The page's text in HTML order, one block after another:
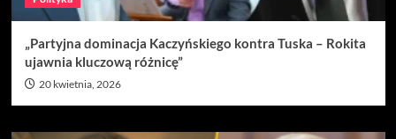
„Partyjna dominacja Kaczyńskiego kontra Tuska – Rokita
ujawnia kluczową różnicę”
20 kwietnia, 2026